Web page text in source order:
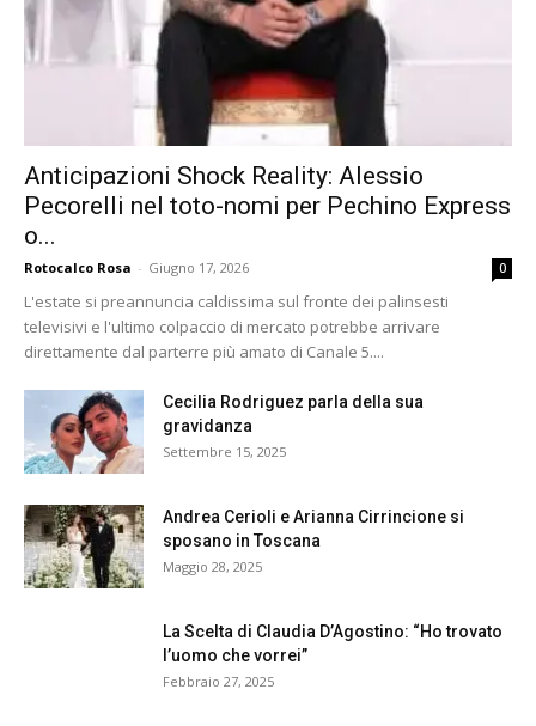
Anticipazioni Shock Reality: Alessio
Pecorelli nel toto-nomi per Pechino Express
o...
Rotocalco Rosa - Giugno 17, 2026 0
L'estate si preannuncia caldissima sul fronte dei palinsesti
televisivi e l'ultimo colpaccio di mercato potrebbe arrivare
direttamente dal parterre più amato di Canale 5....
Cecilia Rodriguez parla della sua
gravidanza
Settembre 15, 2025
Andrea Cerioli e Arianna Cirrincione si
sposano in Toscana
Maggio 28, 2025
La Scelta di Claudia D’Agostino: “Ho trovato
l’uomo che vorrei”
Febbraio 27, 2025